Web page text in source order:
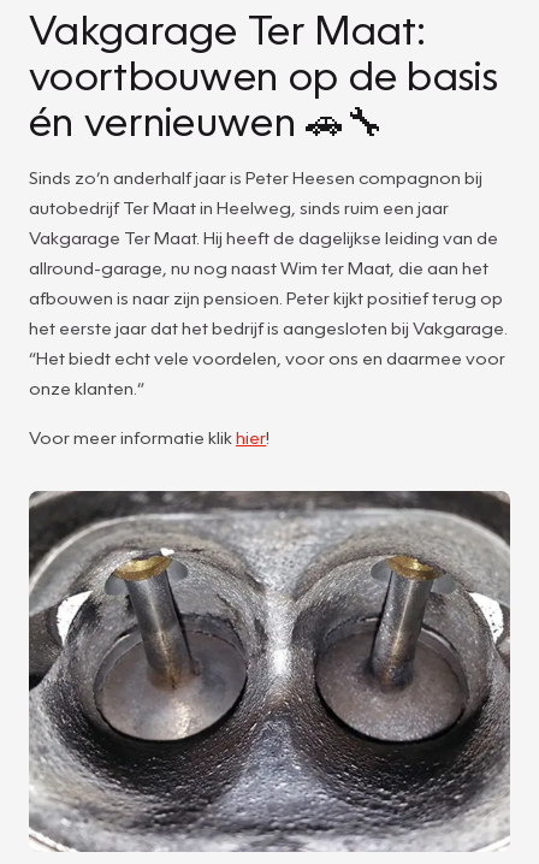
Vakgarage Ter Maat:
voortbouwen op de basis
én vernieuwen 🚗🔧
Sinds zo’n anderhalf jaar is Peter Heesen compagnon bij
autobedrijf Ter Maat in Heelweg, sinds ruim een jaar
Vakgarage Ter Maat. Hij heeft de dagelijkse leiding van de
allround-garage, nu nog naast Wim ter Maat, die aan het
afbouwen is naar zijn pensioen. Peter kijkt positief terug op
het eerste jaar dat het bedrijf is aangesloten bij Vakgarage.
“Het biedt echt vele voordelen, voor ons en daarmee voor
onze klanten.”
Voor meer informatie klikhier!